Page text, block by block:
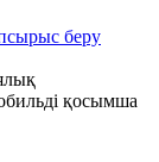
беру
қосымша